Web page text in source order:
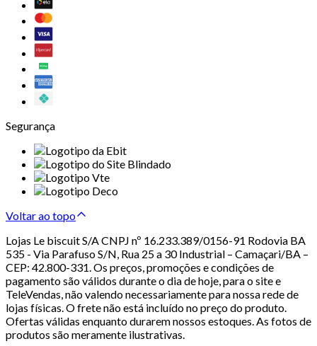
Segurança
Voltar ao topo
Lojas Le biscuit S/A CNPJ nº 16.233.389/0156-91 Rodovia BA
535 - Via Parafuso S/N, Rua 25 a 30 Industrial – Camaçari/BA –
CEP: 42.800-331. Os preços, promoções e condições de
pagamento são válidos durante o dia de hoje, para o site e
TeleVendas, não valendo necessariamente para nossa rede de
lojas físicas. O frete não está incluído no preço do produto.
Ofertas válidas enquanto durarem nossos estoques. As fotos de
produtos são meramente ilustrativas.